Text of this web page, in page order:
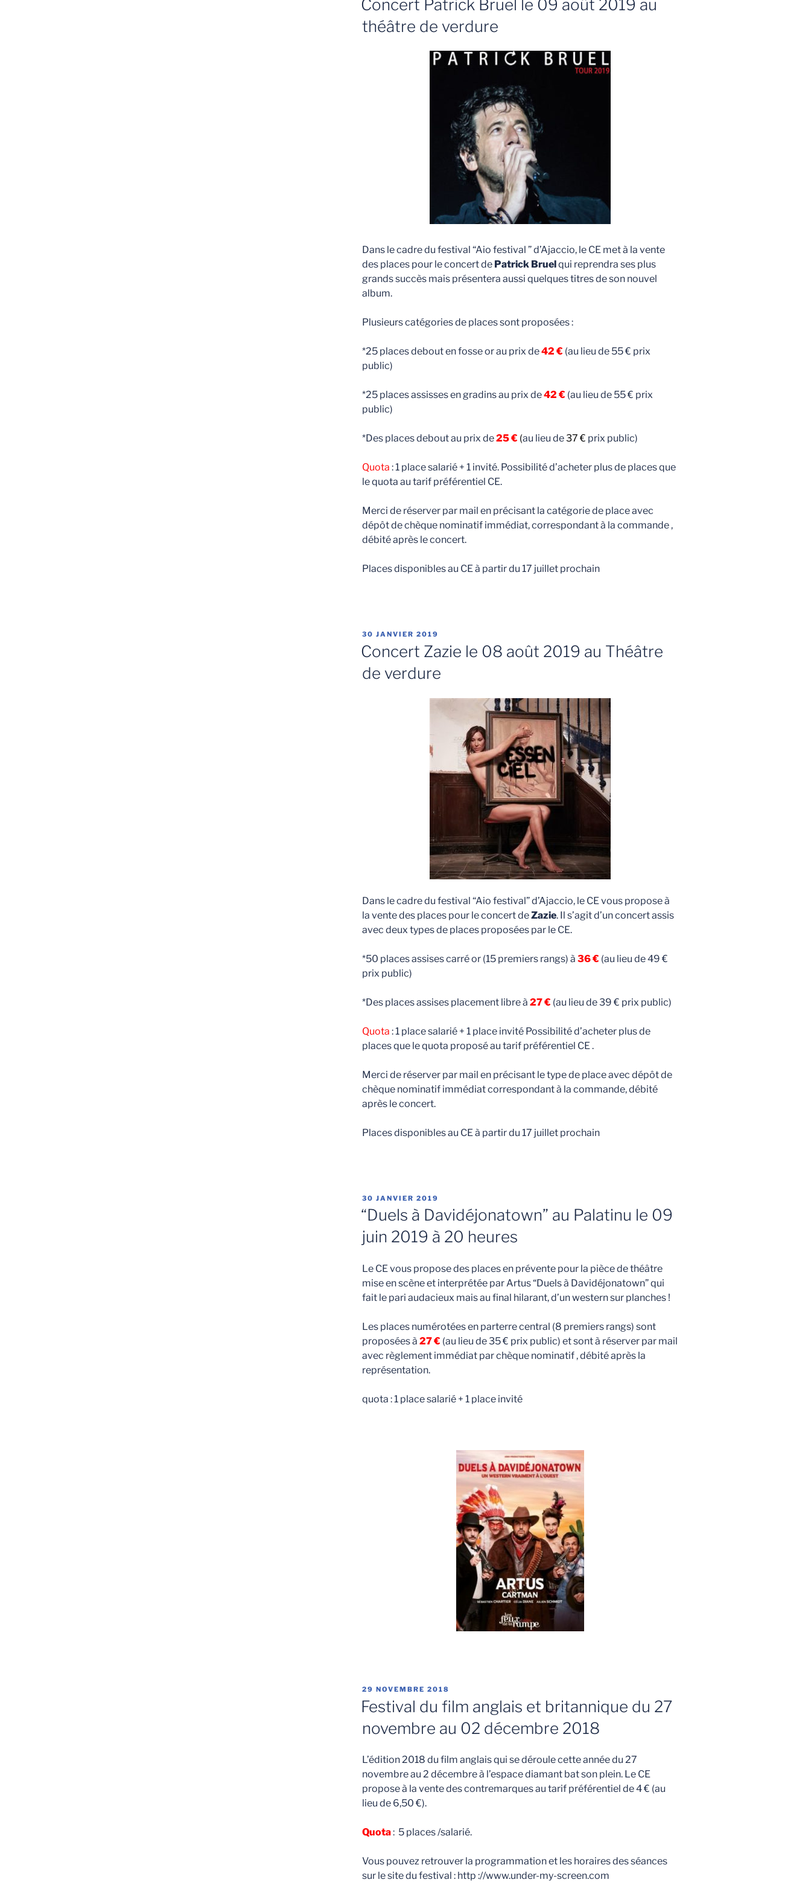
Concert Patrick Bruel le 09 août 2019 au
théâtre de verdure
Dans le cadre du festival “Aio festival ” d’Ajaccio, le CE met à la vente
des places pour le concert de Patrick Bruel qui reprendra ses plus
grands succès mais présentera aussi quelques titres de son nouvel
album.
Plusieurs catégories de places sont proposées :
*25 places debout en fosse or au prix de42 € (au lieu de 55 € prix
public)
*25 places assisses en gradins au prix de42 € (au lieu de 55 € prix
public)
*Des places debout au prix de25 € (au lieu de37 € prix public)
Quota : 1 place salarié + 1 invité. Possibilité d’acheter plus de places que
le quota au tarif préférentiel CE.
Merci de réserver par mail en précisant la catégorie de place avec
dépôt de chèque nominatif immédiat, correspondant à la commande ,
débité après le concert.
Places disponibles au CE à partir du 17 juillet prochain
PUBLIÉ
LE
30 JANVIER 2019
Concert Zazie le 08 août 2019 au Théâtre
de verdure
Dans le cadre du festival “Aio festival” d’Ajaccio, le CE vous propose à
la vente des places pour le concert deZazie. Il s’agit d’un concert assis
avec deux types de places proposées par le CE.
*50 places assises carré or (15 premiers rangs) à 36 € (au lieu de 49 €
prix public)
*Des places assises placement libre à 27 € (au lieu de 39 € prix public)
Quota : 1 place salarié + 1 place invité Possibilité d’acheter plus de
places que le quota proposé au tarif préférentiel CE .
Merci de réserver par mail en précisant le type de place avec dépôt de
chèque nominatif immédiat correspondant à la commande, débité
après le concert.
Places disponibles au CE à partir du 17 juillet prochain
PUBLIÉ
LE
30 JANVIER 2019
“Duels à Davidéjonatown” au Palatinu le 09
juin 2019 à 20 heures
Le CE vous propose des places en prévente pour la pièce de théâtre
mise en scène et interprétée par Artus “Duels à Davidéjonatown” qui
fait le pari audacieux mais au final hilarant, d’un western sur planches !
Les places numérotées en parterre central (8 premiers rangs) sont
proposées à 27 € (au lieu de 35 € prix public) et sont à réserver par mail
avec règlement immédiat par chèque nominatif , débité après la
représentation.
quota : 1 place salarié + 1 place invité
PUBLIÉ
29 NOVEMBRE 2018
Festival du film anglais et britannique du 27
novembre au 02 décembre 2018
L’édition 2018 du film anglais qui se déroule cette année du 27
novembre au 2 décembre à l’espace diamant bat son plein. Le CE
propose à la vente des contremarques au tarif préférentiel de 4 € (au
lieu de 6,50 €).
Quota: 5 places /salarié.
Vous pouvez retrouver la programmation et les horaires des séances
sur le site du festival : http ://www.under-my-screen.com